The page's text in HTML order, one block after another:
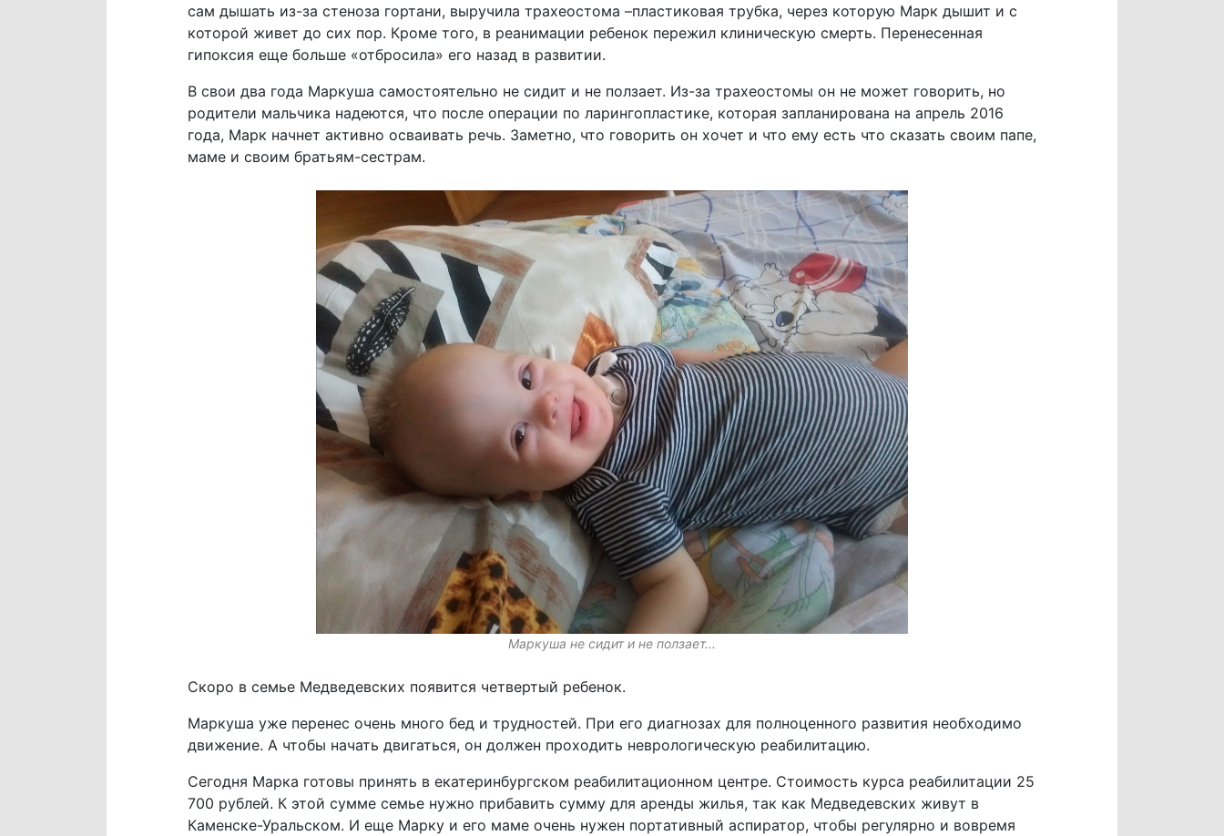
сам дышать из-за стеноза гортани, выручила трахеостома –пластиковая трубка, через которую Марк дышит и с
которой живет до сих пор. Кроме того, в реанимации ребенок пережил клиническую смерть. Перенесенная
гипоксия еще больше «отбросила» его назад в развитии.
В свои два года Маркуша самостоятельно не сидит и не ползает. Из-за трахеостомы он не может говорить, но
родители мальчика надеются, что после операции по ларингопластике, которая запланирована на апрель 2016
года, Марк начнет активно осваивать речь. Заметно, что говорить он хочет и что ему есть что сказать своим папе,
маме и своим братьям-сестрам.
Маркуша не сидит и не ползает...
Скоро в семье Медведевских появится четвертый ребенок.
Маркуша уже перенес очень много бед и трудностей. При его диагнозах для полноценного развития необходимо
движение. А чтобы начать двигаться, он должен проходить неврологическую реабилитацию.
Сегодня Марка готовы принять в екатеринбургском реабилитационном центре. Стоимость курса реабилитации 25
700 рублей. К этой сумме семье нужно прибавить сумму для аренды жилья, так как Медведевских живут в
Каменске-Уральском. И еще Марку и его маме очень нужен портативный аспиратор, чтобы регулярно и вовремя